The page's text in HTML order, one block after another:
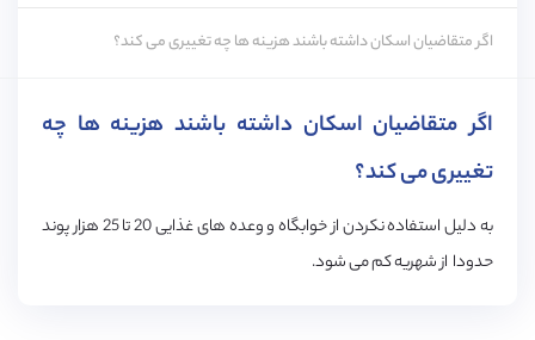
اگر متقاضیان اسکان داشته باشند هزینه ها چه تغییری می کند؟
اگر متقاضیان اسکان داشته باشند هزینه ها چه
تغییری می کند؟
به دلیل استفاده نکردن از خوابگاه و وعده های غذایی 20 تا 25 هزار پوند
حدودا از شهریه کم می شود.